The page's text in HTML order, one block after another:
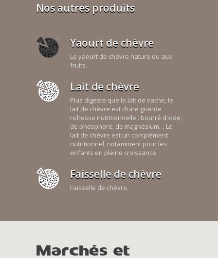
Nos autres produits
Yaourt de chèvre
Le yaourt de chèvre nature ou aux
fruits.
Lait de chèvre
Plus digeste que le lait de vache, le
lait de chèvre est d’une grande
richesse nutritionnelle : bourré d’iode,
de phosphore, de magnésium… Le
lait de chèvre est un complément
nutritionnel, notamment pour les
enfants en pleine croissance.
Faisselle de chèvre
Faisselle de chèvre.
Marchés et